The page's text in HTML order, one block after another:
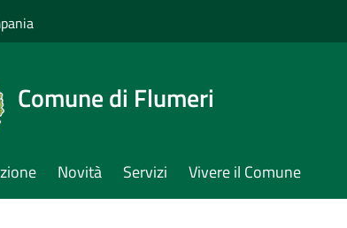
Comune di Flumeri
Novità Servizi Vivere il Comune